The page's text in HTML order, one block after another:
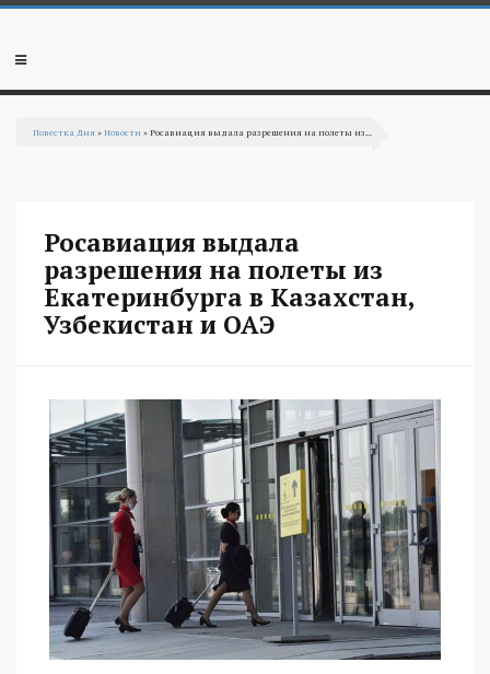
Перейти к основному содержанию
Мобильное
Повестка Дня »Новости » Росавиация выдала разрешения на полеты из...
Росавиация выдала
разрешения на полеты из
Екатеринбурга в Казахстан,
Узбекистан и ОАЭ